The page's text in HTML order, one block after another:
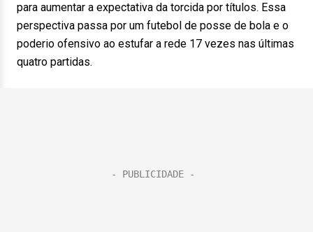
para aumentar a expectativa da torcida por títulos. Essa
perspectiva passa por um futebol de posse de bola e o
poderio ofensivo ao estufar a rede 17 vezes nas últimas
quatro partidas.